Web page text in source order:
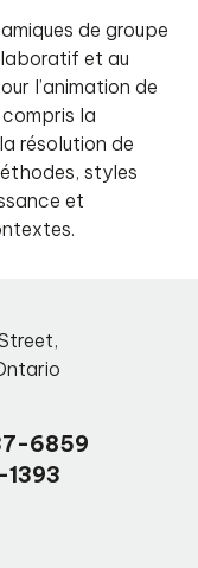
de groupe
et au
l’animation de
la
résolution de
styles
et
,
6859
1393